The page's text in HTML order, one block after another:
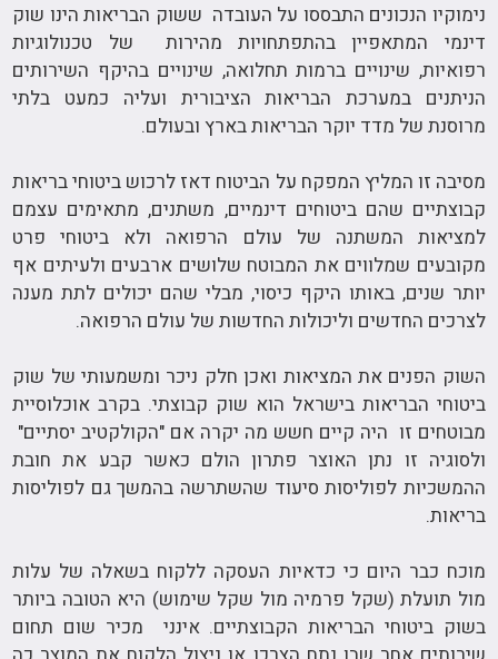
נימוקיו הנכונים התבססו על העובדה ששוק הבריאות הינו שוק
דינמי המתאפיין בהתפתחויות מהירות של טכנולוגיות
רפואיות, שינויים ברמות תחלואה, שינויים בהיקף השירותים
הניתנים במערכת הבריאות הציבורית ועליה כמעט בלתי
מרוסנת של מדד יוקר הבריאות בארץ ובעולם.
מסיבה זו המליץ המפקח על הביטוח דאז לרכוש ביטוחי בריאות
קבוצתיים שהם ביטוחים דינמיים, משתנים, מתאימים עצמם
למציאות המשתנה של עולם הרפואה ולא ביטוחי פרט
מקובעים שמלווים את המבוטח שלושים ארבעים ולעיתים אף
יותר שנים, באותו היקף כיסוי, מבלי שהם יכולים לתת מענה
לצרכים החדשים וליכולות החדשות של עולם הרפואה.
השוק הפנים את המציאות ואכן חלק ניכר ומשמעותי של שוק
ביטוחי הבריאות בישראל הוא שוק קבוצתי. בקרב אוכלוסיית
מבוטחים זו היה קיים חשש מה יקרה אם "הקולקטיב יסתיים"
ולסוגיה זו נתן האוצר פתרון הולם כאשר קבע את חובת
ההמשכיות לפוליסות סיעוד שהשתרשה בהמשך גם לפוליסות
בריאות.
מוכח כבר היום כי כדאיות העסקה ללקוח בשאלה של עלות
מול תועלת (שקל פרמיה מול שקל שימוש) היא הטובה ביותר
בשוק ביטוחי הבריאות הקבוצתיים. אינני מכיר שום תחום